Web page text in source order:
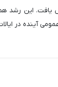
یافت. این رشد
آینده در